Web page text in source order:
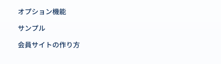
オプション機能
サンプル
会員サイトの作り方